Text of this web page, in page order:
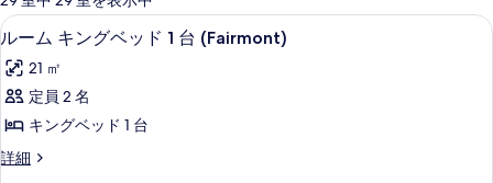
能
な
客
室
の
り
ル
ー
ム
キ
ン
グ
高級寝具、セーフティボックス (室内
5
ルーム キングベッド 1 台 (Fairmont)
21 ㎡
定員 2 名
キングベッド 1 台
詳細
ル